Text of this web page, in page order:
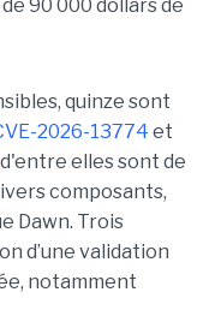
90 000 dollars de
quinze sont
2026-13774 et
elles sont de
composants,
Dawn. Trois
d’une validation
notamment